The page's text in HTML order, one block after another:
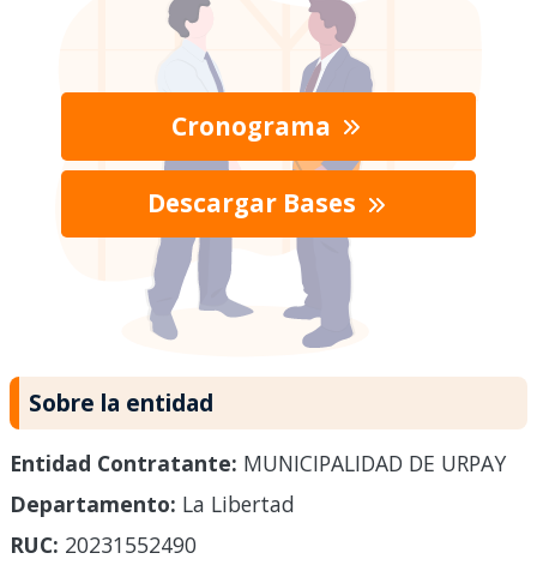
Cronograma
Descargar Bases
Sobre la entidad
Entidad Contratante: MUNICIPALIDAD DE URPAY
Departamento: La Libertad
RUC: 20231552490